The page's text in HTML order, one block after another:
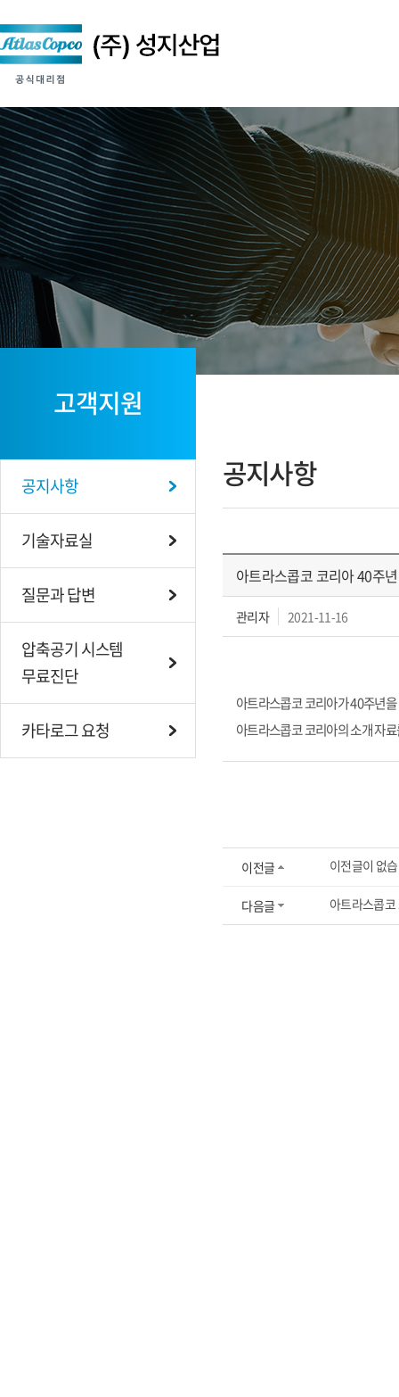
고객지원
공지사항
기술자료실
질문과 답변
압축공기 시스템
무료진단
카타로그 요청
공지사항
아트라스콥코 코리아 40주
관리자 2021-11-16
아트라스콥코 코리아가 40주년
아트라스콥코 코리아의 소개 자
이전글 이전글이 없
다음글 아트라스콥